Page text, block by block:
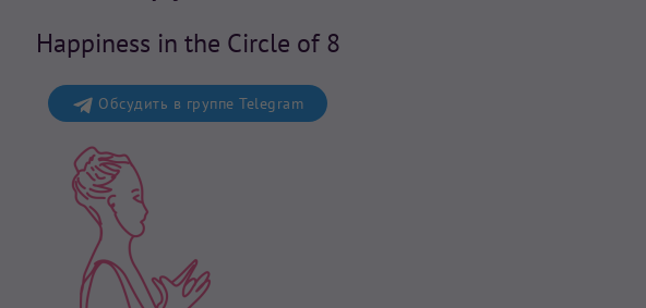
Happiness in the Circle of 8
Обсудить в группе Telegram